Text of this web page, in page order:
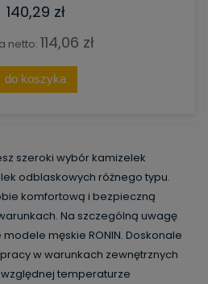
140,29 zł
netto: 114,06 zł
do koszyka
szeroki wybór kamizelek
odblaskowych różnego typu.
komfortową i bezpieczną
Na szczególną uwagę
męskie RONIN. Doskonale
w warunkach zewnętrznych
temperaturze